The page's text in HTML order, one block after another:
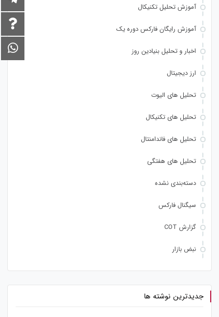
آموزش تحلیل تکنیکال
آموزش رایگان فارکس دوره یک
اخبار و تحلیل بنیادین روز
ارز دیجیتال
تحلیل های الیوت
تحلیل های تکنیکال
تحلیل های فاندامنتال
تحلیل های هفتگی
دسته‌بندی نشده
سیگنال فارکس
گزارش COT
نبض بازار
جدیدترین نوشته ها